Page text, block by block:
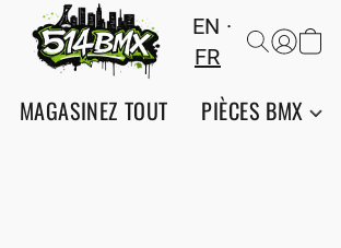
EN
FR
MAGASINEZ TOUT PIÈCES BMX